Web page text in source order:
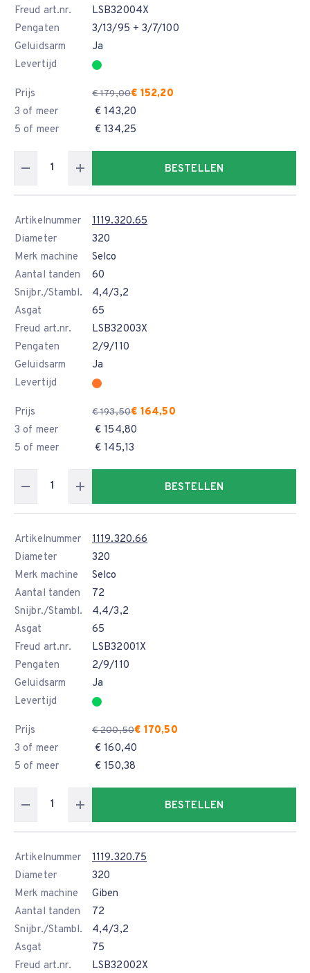
Freud art.nr.
LSB32004X
Pengaten
3/13/95 + 3/7/100
Geluidsarm
Ja
Levertijd
Prijs € 179,00€ 152,20
3 of meer
€ 143,20
5 of meer
€ 134,25
BESTELLEN
Artikelnummer
1119.320.65
Diameter
320
Merk machine
Selco
Aantal tanden
60
Snijbr./Stambl.
4,4/3,2
Asgat
65
Freud art.nr.
LSB32003X
Pengaten
2/9/110
Geluidsarm
Ja
Levertijd
Prijs € 193,50€ 164,50
3 of meer
€ 154,80
5 of meer
€ 145,13
BESTELLEN
Artikelnummer
1119.320.66
Diameter
320
Merk machine
Selco
Aantal tanden
72
Snijbr./Stambl.
4,4/3,2
Asgat
65
Freud art.nr.
LSB32001X
Pengaten
2/9/110
Geluidsarm
Ja
Levertijd
Prijs € 200,50€ 170,50
3 of meer
€ 160,40
5 of meer
€ 150,38
BESTELLEN
Artikelnummer
1119.320.75
Diameter
320
Merk machine
Giben
Aantal tanden
72
Snijbr./Stambl.
4,4/3,2
Asgat
75
Freud art.nr.
LSB32002X